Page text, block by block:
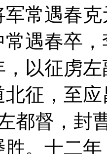
军常遇春
常遇春卒
，以征虏
北征，至
都督，封
胜。十二